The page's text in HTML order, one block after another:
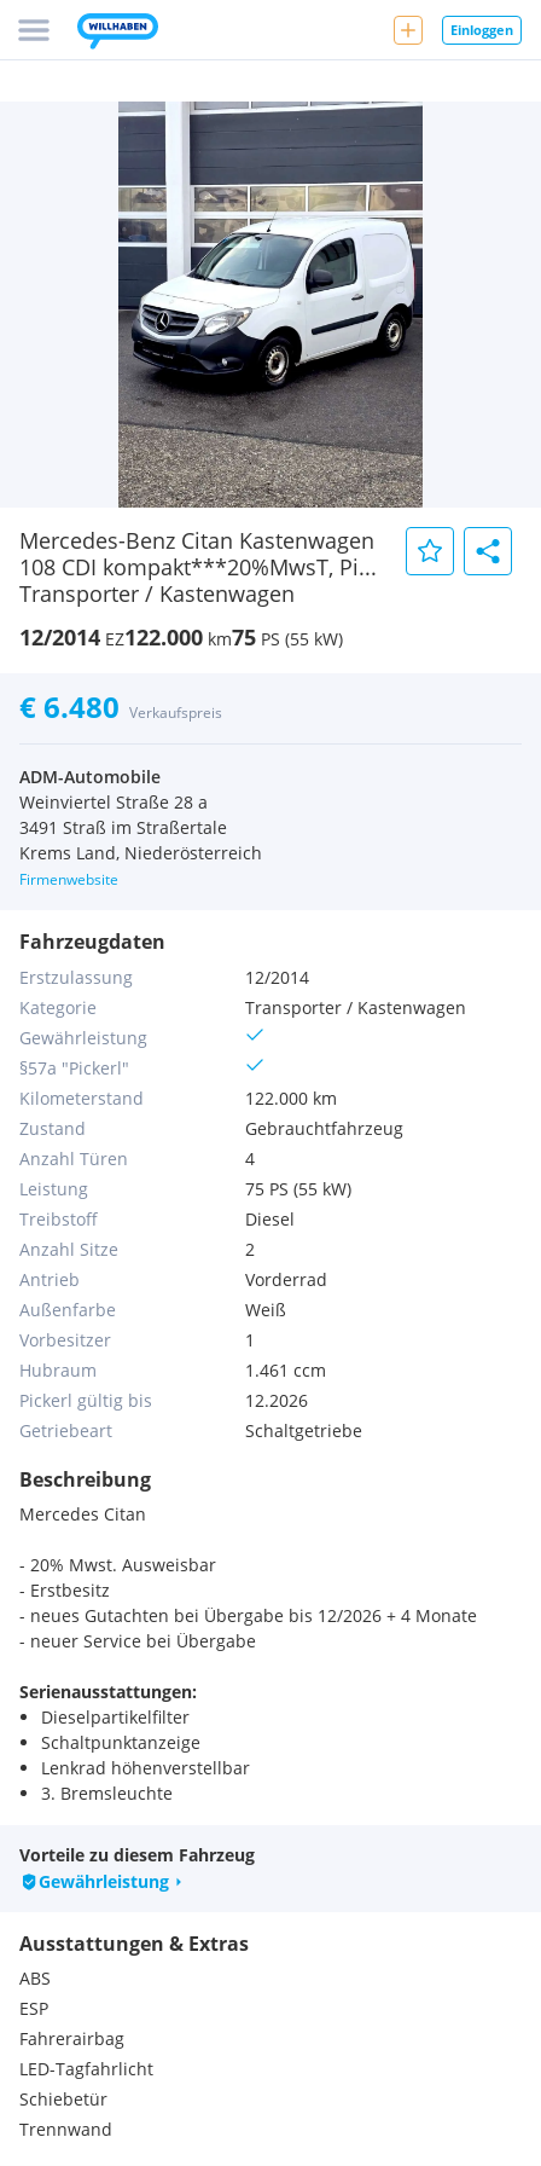
Einloggen
Mercedes-Benz Citan Kastenwagen
108 CDI kompakt***20%MwsT, Pi...
Transporter / Kastenwagen
12/2014 EZ122.000 km75 PS (55 kW)
€ 6.480 Verkaufspreis
ADM-Automobile
Weinviertel Straße 28 a
3491 Straß im Straßertale
Krems Land, Niederösterreich
Firmenwebsite
Fahrzeugdaten
Erstzulassung
12/2014
Kategorie
Transporter / Kastenwagen
Gewährleistung
§57a "Pickerl"
Kilometerstand
122.000 km
Zustand
Gebrauchtfahrzeug
Anzahl Türen
4
Leistung
75 PS (55 kW)
Treibstoff
Diesel
Anzahl Sitze
2
Antrieb
Vorderrad
Außenfarbe
Weiß
Vorbesitzer
1
Hubraum
1.461 ccm
Pickerl gültig bis
12.2026
Getriebeart
Schaltgetriebe
Beschreibung
Mercedes Citan
- 20% Mwst. Ausweisbar
- Erstbesitz
- neues Gutachten bei Übergabe bis 12/2026 + 4 Monate
- neuer Service bei Übergabe
Serienausstattungen:
Dieselpartikelfilter
Schaltpunktanzeige
Lenkrad höhenverstellbar
3. Bremsleuchte
Wärmedämmendes Glas rundum
Radnabenabdeckung
Asphärische Außenspiegel mechanisch verstellbar
Gurtwarneinrichtung für Fahrersitz
Feststellbremse
»Follow-Me-Home«-Beleuchtungsfunktion
3-Punkt-Sicherheitsgurte mit manueller
Gurthöhenverstellung
4 Belüftungsdüsen
Ablage über Windschutzscheibe und zwischen den
Vorteile zu diesem Fahrzeug
Gewährleistung
Ausstattungen & Extras
ABS
ESP
Fahrerairbag
LED-Tagfahrlicht
Schiebetür
Trennwand